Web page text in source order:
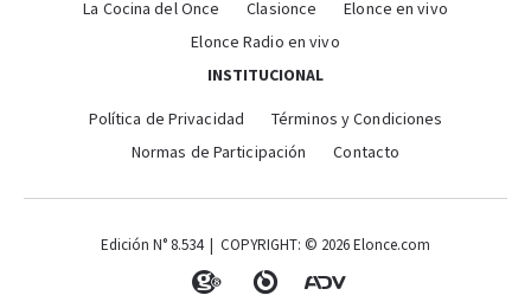
La Cocina del Once
Clasionce
Elonce en vivo
Elonce Radio en vivo
INSTITUCIONAL
Política de Privacidad
Términos y Condiciones
Normas de Participación
Contacto
Edición N° 8.534 | COPYRIGHT: © 2026 Elonce.com